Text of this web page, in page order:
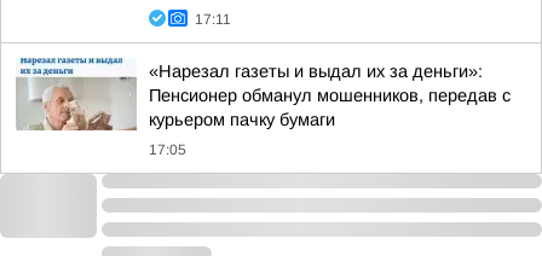
17:11
«Нарезал газеты и выдал их за деньги»:
Пенсионер обманул мошенников, передав с
курьером пачку бумаги
17:05